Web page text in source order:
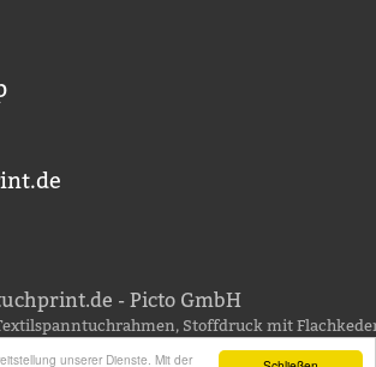
unserer Dienste. Mit der
- Picto GmbH
Stoffdruck mit